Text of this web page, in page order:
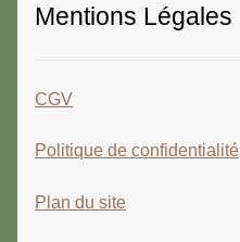
Mentions Légales
CGV
Politique de confidentialité
Plan du site